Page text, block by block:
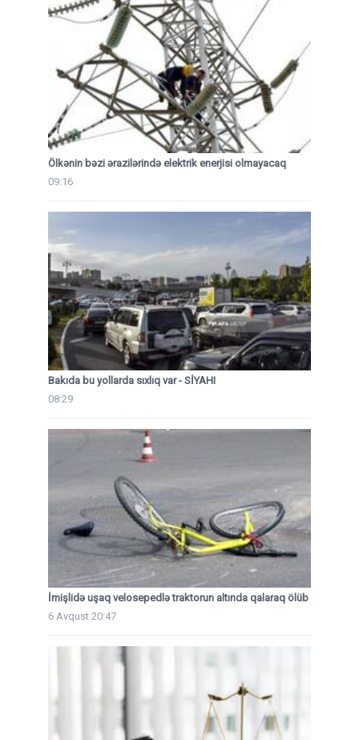
Ölkənin bəzi ərazilərində elektrik enerjisi olmayacaq
09:16
Bakıda bu yollarda sıxlıq var - SİYAHI
08:29
İmişlidə uşaq velosepedlə traktorun altında qalaraq ölüb
6 Avqust 20:47